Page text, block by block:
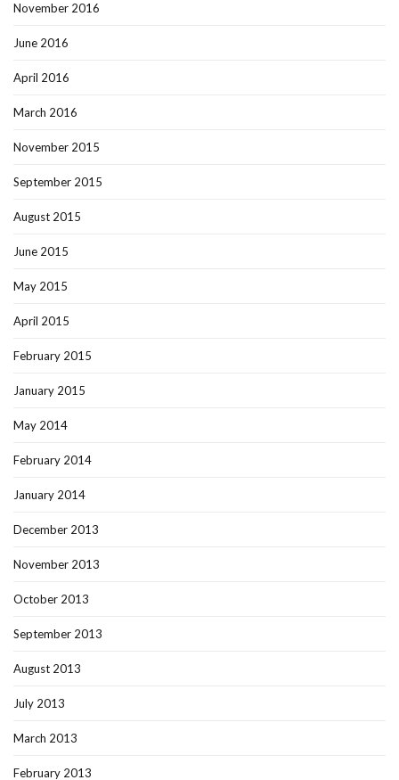
November 2016
June 2016
April 2016
March 2016
November 2015
September 2015
August 2015
June 2015
May 2015
April 2015
February 2015
January 2015
May 2014
February 2014
January 2014
December 2013
November 2013
October 2013
September 2013
August 2013
July 2013
March 2013
February 2013